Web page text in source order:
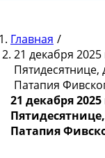
Главная /
21 декабря
Патапия
21 декабря
Патапия